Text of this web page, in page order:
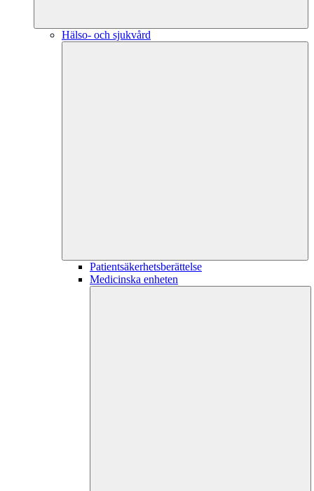
Hälso- och sjukvård
Patientsäkerhetsberättelse
Medicinska enheten